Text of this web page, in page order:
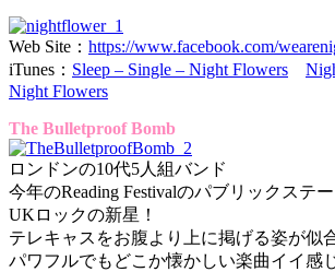
Web Site： https://www.facebook.com/
iTunes： Sleep – Single – Night Flowers
Night Flowers
The Bulletproof Bomb
ロンドンの10代5人組バンド
今年のReading Festivalのパブリックステ
UKロックの新星！
テレキャスをお腹より上に掲げる姿が似
パワフルでもどこか懐かしい楽曲イイ感